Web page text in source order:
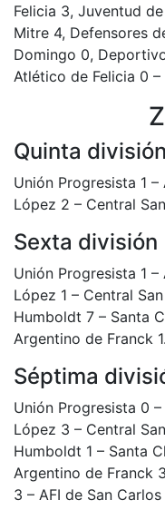
Felicia 3, Juventud
Mitre 4, Defensores
Domingo 0,
Atlético de Felicia 0
Quinta división
Unión Progresista 1
López 2 – Central
Sexta división
Unión Progresista 1
López 1 – Central
Humboldt 7 – Santa
Argentino de Franck 1.
Séptima
Unión Progresista 0
López 3 – Central
Humboldt 1 – Santa
Argentino de Franck
3 – AFI de San Carlos